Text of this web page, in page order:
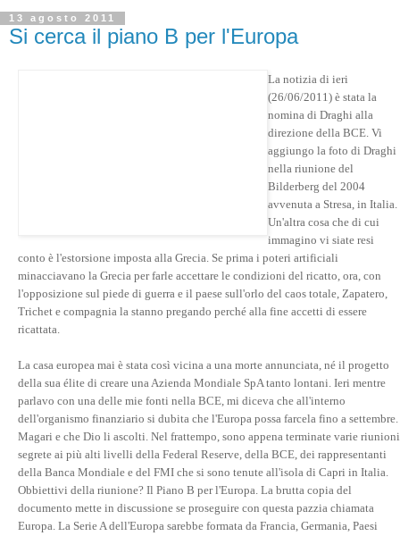
13 agosto 2011
Si cerca il piano B per l'Europa
La notizia di ieri
(26/06/2011) è stata la
nomina di Draghi alla
direzione della BCE. Vi
aggiungo la foto di Draghi
nella riunione del
Bilderberg del 2004
avvenuta a Stresa, in Italia.
Un'altra cosa che di cui
immagino vi siate resi
conto è l'estorsione imposta alla Grecia. Se prima i poteri artificiali
minacciavano la Grecia per farle accettare le condizioni del ricatto, ora, con
l'opposizione sul piede di guerra e il paese sull'orlo del caos totale, Zapatero,
Trichet e compagnia la stanno pregando perché alla fine accetti di essere
ricattata.
La casa europea mai è stata così vicina a una morte annunciata, né il progetto
della sua élite di creare una Azienda Mondiale SpA tanto lontani. Ieri mentre
parlavo con una delle mie fonti nella BCE, mi diceva che all'interno
dell'organismo finanziario si dubita che l'Europa possa farcela fino a settembre.
Magari e che Dio li ascolti. Nel frattempo, sono appena terminate varie riunioni
segrete ai più alti livelli della Federal Reserve, della BCE, dei rappresentanti
della Banca Mondiale e del FMI che si sono tenute all'isola di Capri in Italia.
Obbiettivi della riunione? Il Piano B per l'Europa. La brutta copia del
documento mette in discussione se proseguire con questa pazzia chiamata
Europa. La Serie A dell'Europa sarebbe formata da Francia, Germania, Paesi